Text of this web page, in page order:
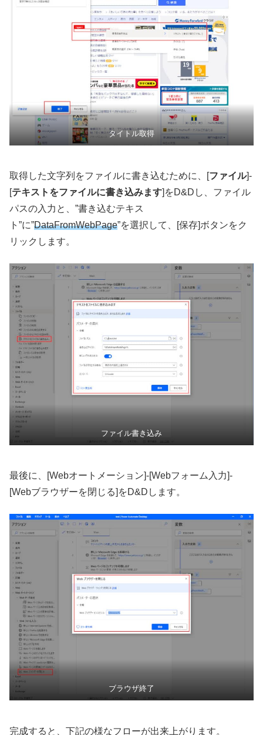
タイトル取得
取得した文字列をファイルに書き込むために、[ファイル]-
[テキストをファイルに書き込みます]をD&Dし、ファイル
パスの入力と、”書き込むテキス
ト”に”DataFromWebPage”を選択して、[保存]ボタンをク
リックします。
ファイル書き込み
最後に、[Webオートメーション]-[Webフォーム入力]-
[Webブラウザーを閉じる]をD&Dします。
ブラウザ終了
完成すると、下記の様なフローが出来上がります。